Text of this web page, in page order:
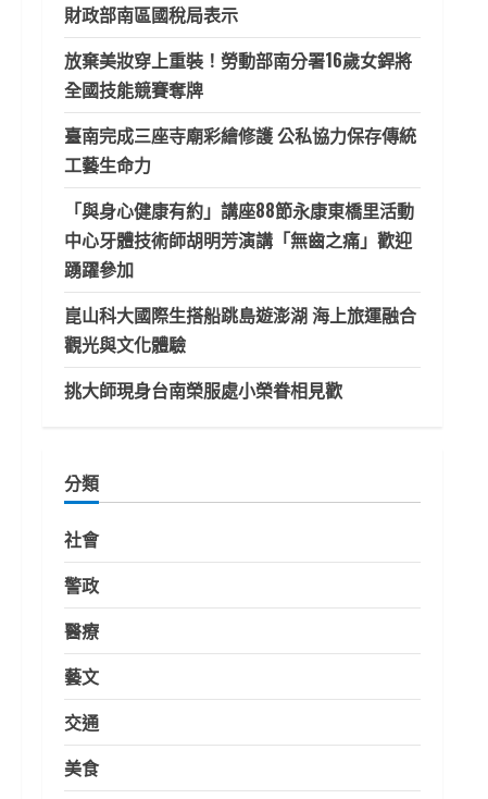
財政部南區國稅局表示
放棄美妝穿上重裝！勞動部南分署16歲女銲將
全國技能競賽奪牌
臺南完成三座寺廟彩繪修護 公私協力保存傳統
工藝生命力
「與身心健康有約」講座88節永康東橋里活動
中心牙體技術師胡明芳演講「無齒之痛」歡迎
踴躍參加
崑山科大國際生搭船跳島遊澎湖 海上旅運融合
觀光與文化體驗
挑大師現身台南榮服處小榮眷相見歡
分類
社會
警政
醫療
藝文
交通
美食